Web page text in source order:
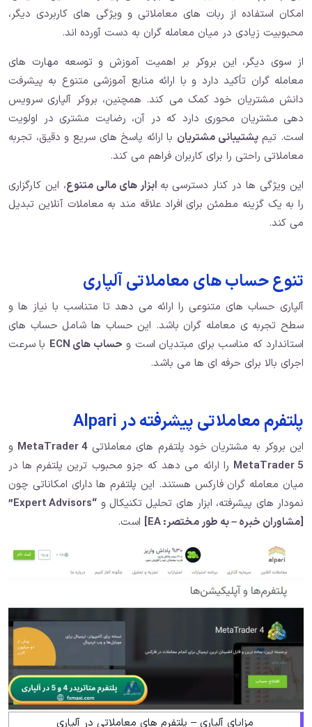
امکان استفاده از ربات های معاملاتی و ویژگی های کاربردی دیگر،
محبوبیت زیادی در میان معامله گران به دست آورده اند.
از سوی دیگر، این بروکر بر اهمیت آموزش و توسعه مهارت های
معامله گران تأکید دارد و با ارائه منابع آموزشی متنوع به پیشرفت
دانش مشتریان خود کمک می کند. همچنین، بروکر آلپاری سرویس
دهی مشتریان محوری دارد که در آن، رضایت مشتری در اولویت
است. تیمپشتیبانی مشتریان با ارائه پاسخ های سریع و دقیق، تجربه
معاملاتی راحتی را برای کاربران فراهم می کند.
این ویژگی ها در کنار دسترسی به ابزار های مالی متنوع، این کارگزاری
را به یک گزینه مطمئن برای افراد علاقه مند به معاملات آنلاین تبدیل
می کند.
تنوع حساب های معاملاتی آلپاری
آلپاری حساب های متنوعی را ارائه می دهد تا متناسب با نیاز ها و
سطح تجربه ی معامله گران باشد. این حساب ها شامل حساب های
استاندارد که مناسب برای مبتدیان است و حساب های ECN
با سرعت
اجرای بالا برای حرفه ای ها می باشد.
پلتفرم معاملاتی پیشرفته در Alpari
این بروکر به مشتریان خود پلتفرم های معاملاتی MetaTrader 4 و
MetaTrader 5 را ارائه می دهد که جزو محبوب ترین پلتفرم ها در
میان معامله گران فارکس هستند. این پلتفرم ها دارای امکاناتی چون
نمودار های پیشرفته، ابزار های تحلیل تکنیکال و
“Expert Advisors”
[مشاوران خبره – به طور مختصر: EA]
است.
مزایای آلپاری – پلتفرم های معاملاتی در آلپاری